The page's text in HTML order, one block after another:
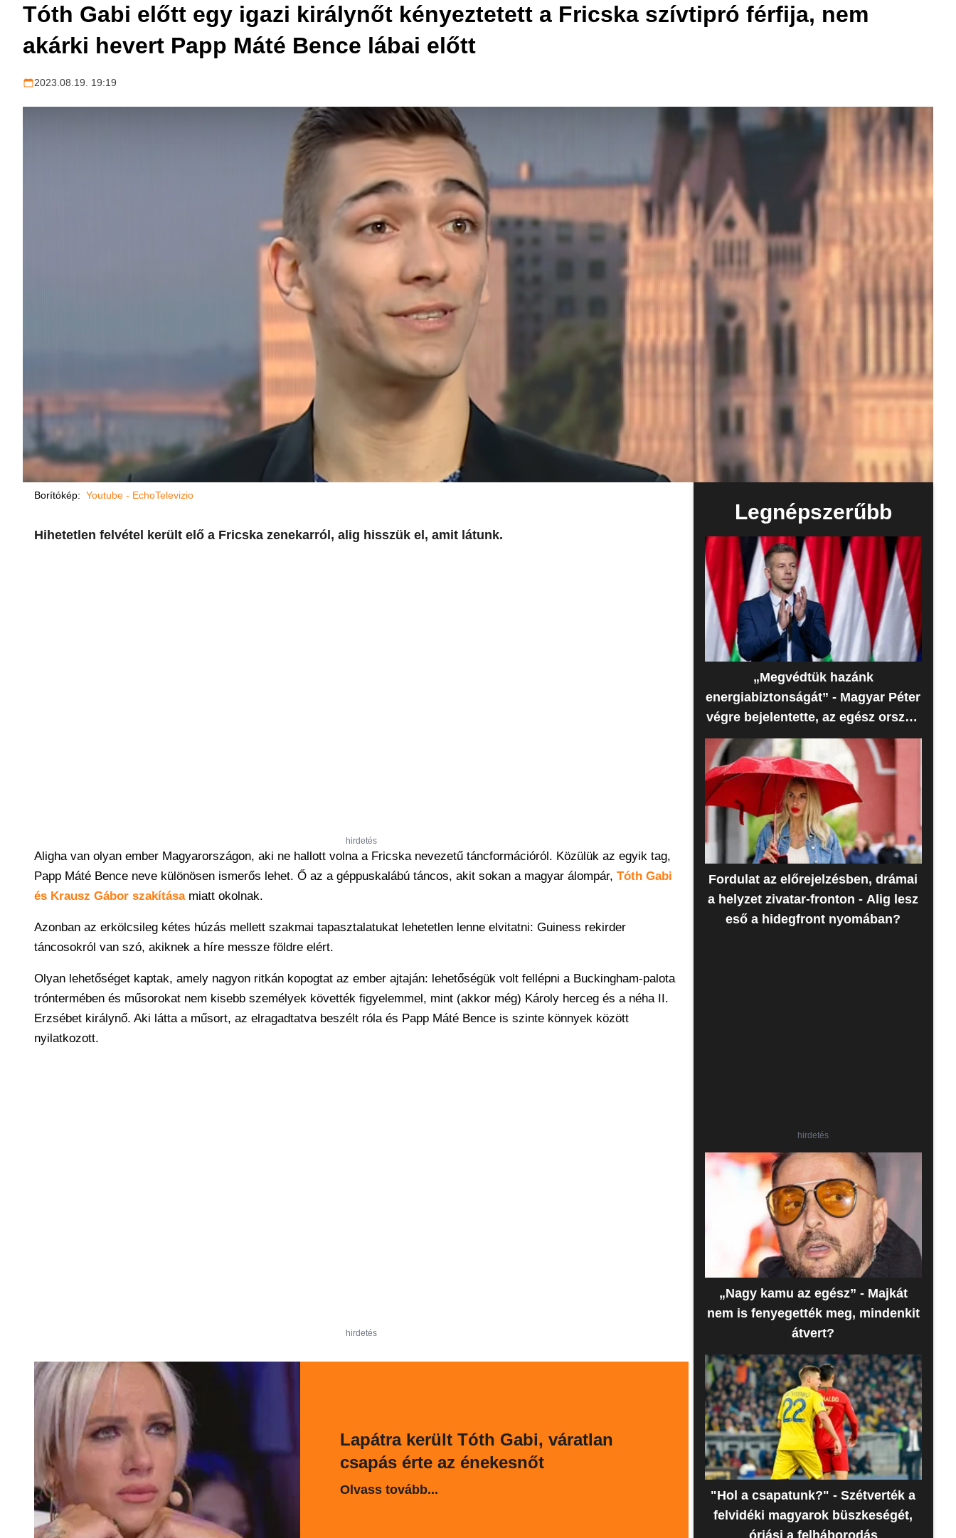
Tóth Gabi előtt egy igazi királynőt kényeztetett a Fricska szívtipró férfija, nem
akárki hevert Papp Máté Bence lábai előtt
2023.08.19. 19:19
Borítókép: Youtube - EchoTelevizio
Hihetetlen felvétel került elő a Fricska zenekarról, alig hisszük el, amit látunk.
hirdetés
Aligha van olyan ember Magyarországon, aki ne hallott volna a Fricska nevezetű táncformációról. Közülük az egyik tag,
Papp Máté Bence neve különösen ismerős lehet. Ő az a géppuskalábú táncos, akit sokan a magyar álompár, Tóth Gabi
és Krausz Gábor szakításamiatt okolnak.
Azonban az erkölcsileg kétes húzás mellett szakmai tapasztalatukat lehetetlen lenne elvitatni: Guiness rekirder
táncosokról van szó, akiknek a híre messze földre elért.
Olyan lehetőséget kaptak, amely nagyon ritkán kopogtat az ember ajtaján: lehetőségük volt fellépni a Buckingham-palota
tróntermében és műsorokat nem kisebb személyek követték figyelemmel, mint (akkor még) Károly herceg és a néha II.
Erzsébet királynő. Aki látta a műsort, az elragadtatva beszélt róla és Papp Máté Bence is szinte könnyek között
nyilatkozott.
hirdetés
Lapátra került Tóth Gabi, váratlan
csapás érte az énekesnőt
Olvass tovább...
Legnépszerűbb
„Megvédtük hazánk
energiabiztonságát” - Magyar Péter
végre bejelentette, az egész ország
erre várt
Fordulat az előrejelzésben, drámai
a helyzet zivatar-fronton - Alig lesz
eső a hidegfront nyomában?
hirdetés
„Nagy kamu az egész” - Majkát
nem is fenyegették meg, mindenkit
átvert?
"Hol a csapatunk?" - Szétverték a
felvidéki magyarok büszkeségét,
óriási a felháborodás